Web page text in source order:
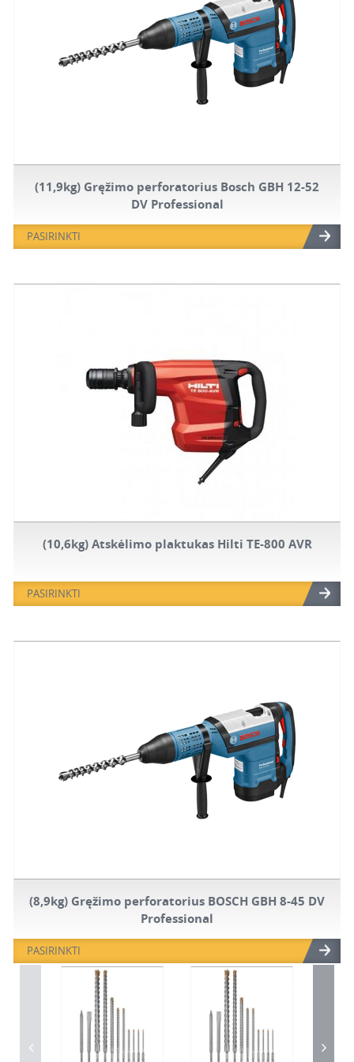
(11,9kg) Gręžimo perforatorius Bosch GBH 12-52
DV Professional
PASIRINKTI
(10,6kg) Atskėlimo plaktukas Hilti TE-800 AVR
PASIRINKTI
(8,9kg) Gręžimo perforatorius BOSCH GBH 8-45 DV
Professional
PASIRINKTI